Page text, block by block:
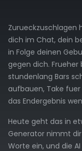
Zurueckzuschlagen
dich im Chat, dein
in Folge deinen
gegen dich.
stundenlang Bars
aufbauen, Take
das Endergebnis
Heute geht das in
Generator nimmt
Worte ein, und die